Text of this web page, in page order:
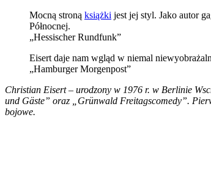
Mocną stroną książki jest jej styl. Jako autor
Północnej.
„Hessischer Rundfunk”
Eisert daje nam wgląd w niemal
„Hamburger Morgenpost”
Christian Eisert – urodzony w 1976 r. w Berlinie
und Gäste” oraz „Grünwald Freitagscomedy”.
bojowe.